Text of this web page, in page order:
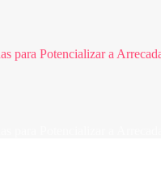
para Potencializar a